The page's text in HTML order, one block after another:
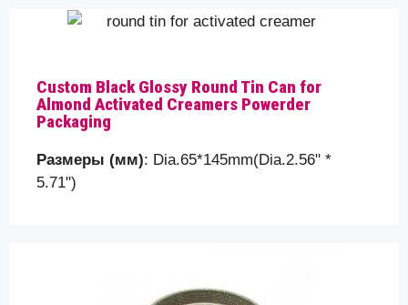
Custom Black Glossy Round Tin Can for
Almond Activated Creamers Powerder
Packaging
Размеры (мм): Dia.65*145mm(Dia.2.56" *
5.71")
требования, сообщив нам немного больше о
ищете…
Ваше имя